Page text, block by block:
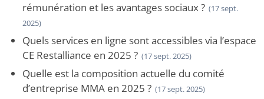
rémunération et les avantages sociaux ? (17 sept.
2025)
Quels services en ligne sont accessibles via l’espace
CE Restalliance en 2025 ? (17 sept. 2025)
Quelle est la composition actuelle du comité
d’entreprise MMA en 2025 ? (17 sept. 2025)